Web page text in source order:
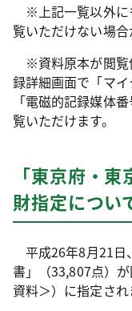
※上記一覧以外に
覧いただけない場合
※資料原本が閲覧
録詳細画面で「マ
「電磁的記録媒体
覧いただけます。
「東京府・
財指定につい
平成26年8月21日
書」（33,807点）
資料＞）に指定され